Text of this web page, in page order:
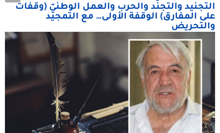
التجنيد والتجنّد والحرب والعمل الوطنيّ (وقفات
على المفارق) الوقفة الأولى… مع التمجيد
والتحريض